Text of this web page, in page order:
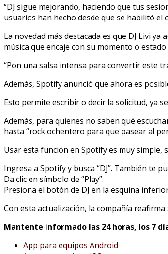
“DJ sigue mejorando, haciendo que tus
usuarios han hecho desde que se habilitó el
La novedad más destacada es que DJ Livi
música que encaje con su momento o
“Pon una salsa intensa para convertir este
Además, Spotify anunció que ahora es
Esto permite escribir o decir la solicitud, ya
Además, para quienes no saben qué
hasta “rock ochentero para que pasear al
Usar esta función en Spotify es muy simple,
Ingresa a Spotify y busca “DJ”. También te
Da clic en símbolo de “Play”.
Presiona el botón de DJ en la esquina
Con esta actualización, la compañía
Mantente informado las 24 horas, los 7
App para equipos Android